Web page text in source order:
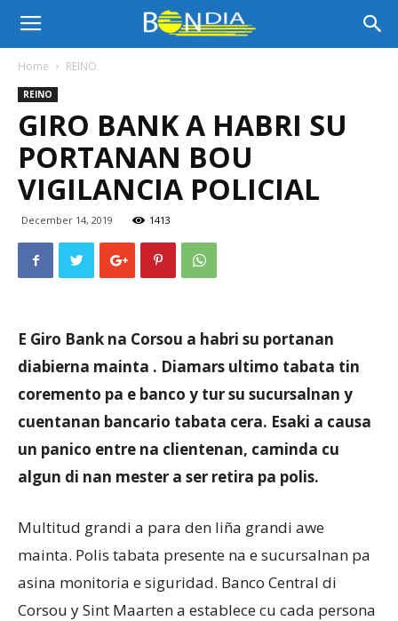
Bon
Dia
Aruba
Aruba
Home REINO
REINO
GIRO BANK A HABRI SU
PORTANAN BOU
VIGILANCIA POLICIAL
December 14, 2019 1413
E Giro Bank na Corsou a habri su portanan
diabierna mainta . Diamars ultimo tabata tin
coremento pa e banco y tur su sucursalnan y
cuentanan bancario tabata cera. Esaki a causa
un panico entre na clientenan, caminda cu
algun di nan mester a ser retira pa polis.
Multitud grandi a para den liña grandi awe
mainta. Polis tabata presente na e sucursalnan pa
asina monitoria e siguridad. Banco Central di
Corsou y Sint Maarten a establece cu cada persona